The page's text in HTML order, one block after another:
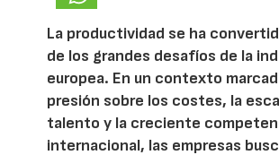
La productividad se ha
de los grandes desafíos de la
europea. En un contexto
presión sobre los costes, la
talento y la creciente
internacional, las empresas